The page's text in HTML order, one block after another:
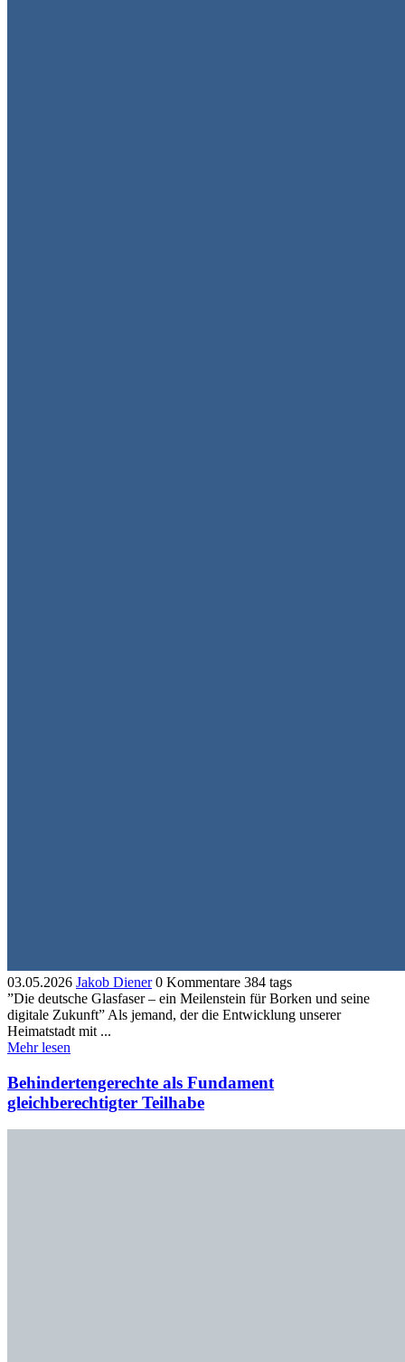
03.05.2026 Jakob Diener 0 Kommentare 384 tags
”Die deutsche Glasfaser – ein Meilenstein für Borken und seine
digitale Zukunft” Als jemand, der die Entwicklung unserer
Heimatstadt mit ...
Mehr lesen
Behindertengerechte als Fundament
gleichberechtigter Teilhabe